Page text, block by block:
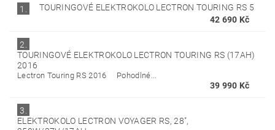
1.
TOURINGOVÉ ELEKTROKOLO LECTRON TOURING RS 5
42 690 Kč
2.
TOURINGOVÉ ELEKTROKOLO LECTRON TOURING RS (17AH)
2016
Lectron Touring RS 2016 Pohodlné...
39 990 Kč
3.
ELEKTROKOLO LECTRON VOYAGER RS, 28",